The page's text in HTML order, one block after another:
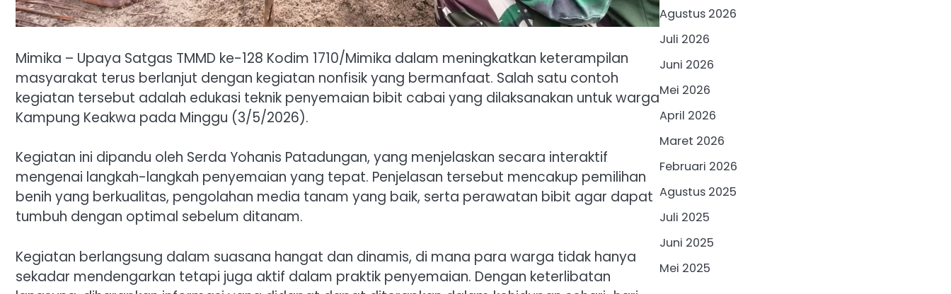
Mimika – Upaya Satgas TMMD ke-128 Kodim 1710/Mimika dalam meningkatkan keterampilan
masyarakat terus berlanjut dengan kegiatan nonfisik yang bermanfaat. Salah satu contoh
kegiatan tersebut adalah edukasi teknik penyemaian bibit cabai yang dilaksanakan untuk warga
Kampung Keakwa pada Minggu (3/5/2026).
Kegiatan ini dipandu oleh Serda Yohanis Patadungan, yang menjelaskan secara interaktif
mengenai langkah-langkah penyemaian yang tepat. Penjelasan tersebut mencakup pemilihan
benih yang berkualitas, pengolahan media tanam yang baik, serta perawatan bibit agar dapat
tumbuh dengan optimal sebelum ditanam.
Kegiatan berlangsung dalam suasana hangat dan dinamis, di mana para warga tidak hanya
sekadar mendengarkan tetapi juga aktif dalam praktik penyemaian. Dengan keterlibatan
Agustus 2026
Juli 2026
Juni 2026
Mei 2026
April 2026
Maret 2026
Februari 2026
Agustus 2025
Juli 2025
Juni 2025
Mei 2025